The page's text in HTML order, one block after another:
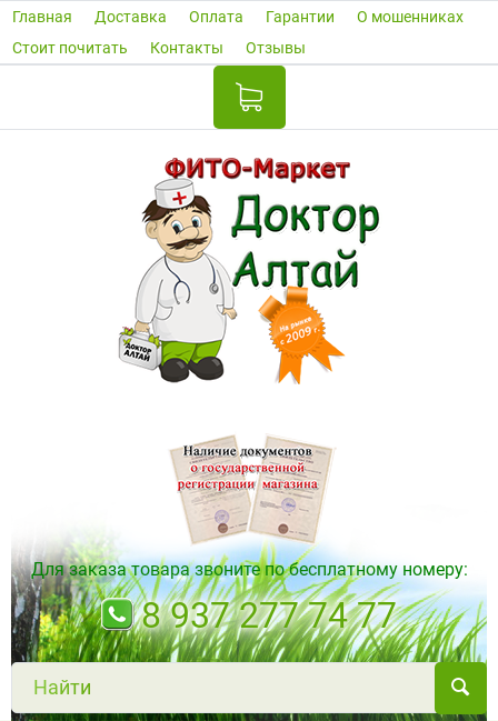
Главная Доставка Оплата Гарантии
О мошенниках
Стоит почитать
Контакты Отзывы
Для заказа товара звоните по бесплатному номеру:
8 937 277 74 77
Найти